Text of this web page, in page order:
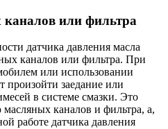
каналов или фильтра
датчика давления масла
каналов или фильтра. При
или использовании
произойти заедание или
в системе смазки. Это
каналов и фильтра, а,
работе датчика давления